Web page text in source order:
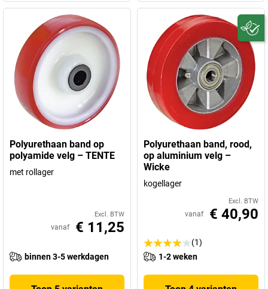
Polyurethaan band op
polyamide velg – TENTE
met rollager
Excl. BTW
vanaf € 11,25
binnen 3-5 werkdagen
Polyurethaan band, rood,
op aluminium velg –
Wicke
kogellager
Excl. BTW
vanaf € 40,90
(1)
1-2 weken